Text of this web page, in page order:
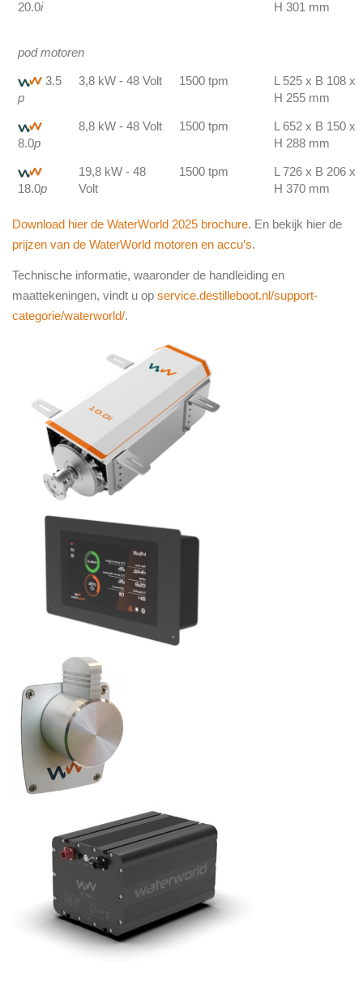
20.0i
H 301 mm
pod motoren
3.5
p
3,8 kW - 48 Volt 1500 tpm
L 525 x B 108 x
H 255 mm
8.0p
8,8 kW - 48 Volt 1500 tpm
L 652 x B 150 x
H 288 mm
18.0p
19,8 kW - 48
Volt
1500 tpm
L 726 x B 206 x
H 370 mm
Download hier de WaterWorld 2025 brochure. En bekijk hier de
prijzen van de WaterWorld motoren en accu’s.
Technische informatie, waaronder de handleiding en
maattekeningen, vindt u op service.destilleboot.nl/support-
categorie/waterworld/.